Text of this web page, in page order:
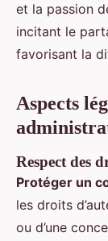
et la passion
incitant le
favorisant la
Aspects
Respect des
Protéger un
les droits
ou d’une